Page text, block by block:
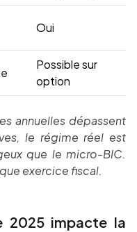
Oui
Possible sur
option
annuelles dépassent
le régime réel est
que le micro-BIC.
exercice fiscal.
2025 impacte la